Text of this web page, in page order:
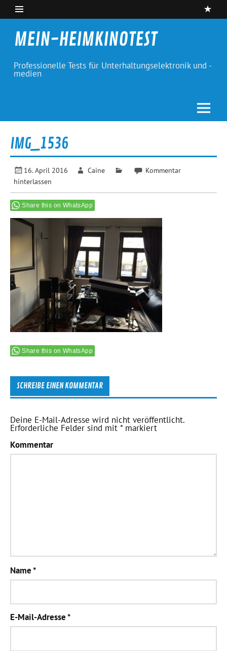
Skip
content
MEIN-HEIMKINOTEST
Professionelle Tests für Unterhaltungselektronik und -
medien
IMG_1536
16. April 2016 Caine
Kommentar
hinterlassen
Share this on WhatsApp
Share this on WhatsApp
SCHREIBE EINEN KOMMENTAR
Deine E-Mail-Adresse wird nicht veröffentlicht.
Erforderliche Felder sind mit*markiert
Kommentar
Name*
E-Mail-Adresse*